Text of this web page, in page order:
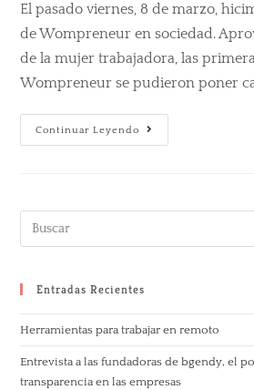
El pasado viernes, 8 de marzo,
de Wompreneur en sociedad.
de la mujer trabajadora, las
Wompreneur se pudieron poner
Continuar Leyendo
Entradas Recientes
Herramientas para trabajar en remoto
Entrevista a las fundadoras de bgendy, el
transparencia en las empresas